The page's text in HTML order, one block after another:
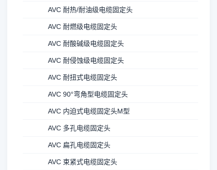
AVC 耐热/耐油级电缆固定头
AVC 耐燃级电缆固定头
AVC 耐酸碱级电缆固定头
AVC 耐侵蚀级电缆固定头
AVC 耐扭式电缆固定头
AVC 90°弯角型电缆固定头
AVC 内迫式电缆固定头M型
AVC 多孔电缆固定头
AVC 扁孔电缆固定头
AVC 束紧式电缆固定头